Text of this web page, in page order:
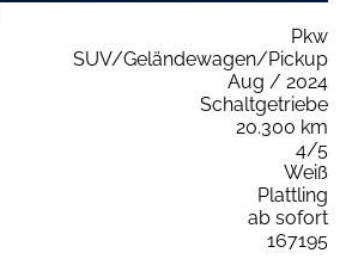
Pkw
SUV/Geländewagen/Pickup
Aug / 2024
Schaltgetriebe
20.300 km
4/5
Weiß
Plattling
ab sofort
167195